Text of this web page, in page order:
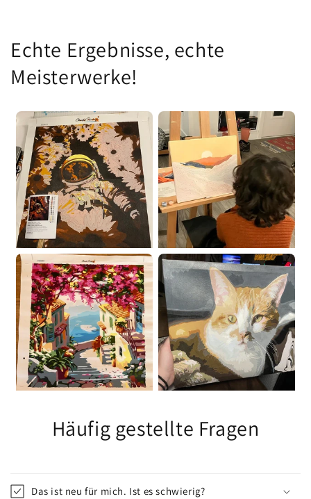
Echte Ergebnisse, echte
Meisterwerke!
Häufig gestellte Fragen
Das ist neu für mich. Ist es schwierig?